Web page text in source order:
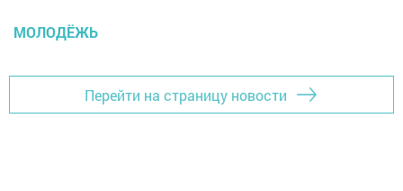
МОЛОДЁЖЬ
Перейти на страницу новости